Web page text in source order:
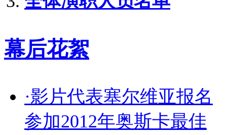
幕后花絮
·影片代表塞尔维亚报名
参加2012年奥斯卡最佳